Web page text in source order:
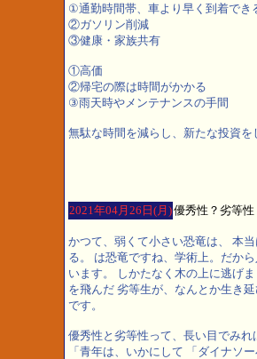
①通勤時間帯、車より早く到着でき
②ガソリン削減
③健康・家族共有
①高価
②帰宅の際は時間がかかる
③雨天時やメンテナンスの手間
無駄な時間を減らし、新たな投資を
2021年04月26日(月)優秀性？劣等性
かつて、弱くて小さい恐竜は、 本
る。 は恐竜ですね、学術上。だか
います。 しかたなく木の上に逃げ
を飛んだ 劣等生が、なんとか生き
です。
優秀性と劣等性って、長い目でみ
「青年は、いかにして 「ダイナソ